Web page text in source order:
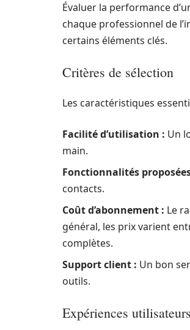
Évaluer la performance
chaque professionnel de
certains éléments clés.
Critères de sélection
Les caractéristiques
Facilité d’utilisation : Un
main.
Fonctionnalités
contacts.
Coût d’abonnement : Le
général, les prix varient
complètes.
Support client : Un bon
outils.
Expériences utilisateurs